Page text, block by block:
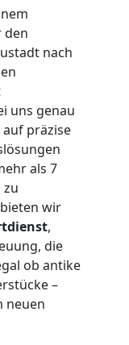
den
nach
uns genau
präzise
als 7
zu
wir
,
die
ob antike
–
neuen